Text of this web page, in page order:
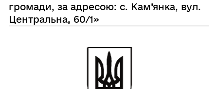
громади, за адресою: с. Кам’янка, вул.
Центральна, 60/1»